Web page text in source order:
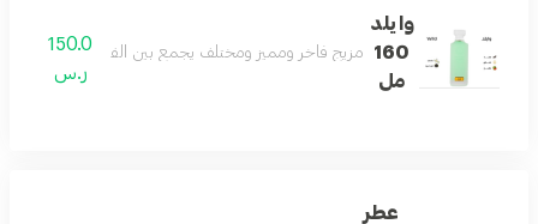
وايلد
160
مل
مزيج فاخر ومميز ومختلف يجمع بين الفانيلا والكمثرى
150.0
ر.س
عطر